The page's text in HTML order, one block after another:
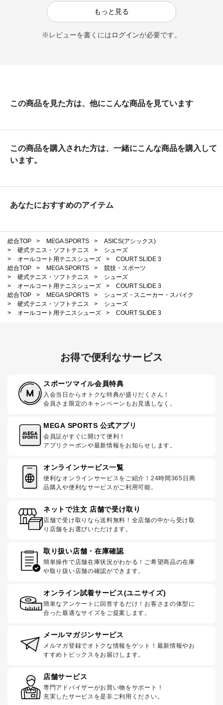
もっと見る
※レビューを書くにはログインが必要です。
この商品を見た方は、他にこんな商品を見ています
この商品を購入された方は、一緒にこんな商品を購入して
います。
あなたにおすすめのアイテム
総合TOP > MEGA SPORTS >
ASICS(アシックス)
>
硬式テニス・ソフトテニス >
シューズ
>
オールコート用テニスシューズ >
COURT SLIDE 3
総合TOP
> MEGA SPORTS >
競技・スポーツ
>
硬式テニス・ソフトテニス >
シューズ
>
オールコート用テニスシューズ >
COURT SLIDE 3
総合TOP
> MEGA SPORTS >
シューズ・スニーカー・スパイク
>
硬式テニス・ソフトテニス >
シューズ
>
オールコート用テニスシューズ > COURT SLIDE 3
お得で便利なサービス
スポーツマイル会員特典
入会当日からオトクな特典が盛りだくさん！
会員さま限定のキャンペーンもお見逃しなく。
MEGA SPORTS 公式アプリ
会員証がすぐに開けて便利！
アプリクーポンや最新情報をお知らせします。
オンラインサービス一覧
便利なオンラインサービスをご紹介！24時間365日商
品購入や便利なサービスがご利用可能。
ネットで注文 店舗で受け取り
店舗で受け取りなら送料無料！全店舗の中から受け取
り店舗をお選びいただけます。
取り扱い店舗・在庫確認
簡単操作で店舗在庫状況がわかる！ご希望商品の在庫
や取り扱い店舗の確認ができます。
オンライン試着サービス(ユニサイズ)
簡単なアンケートに回答するだけ！お客さまの体型に
合った最適なサイズをご提案します。
メールマガジンサービス
メルマガ登録でオトクな情報をゲット！最新情報やお
すすめトピックスをお届けします。
店舗サービス
専門アドバイザーがお買い物をサポート！
充実したサービスを是非ご利用ください。